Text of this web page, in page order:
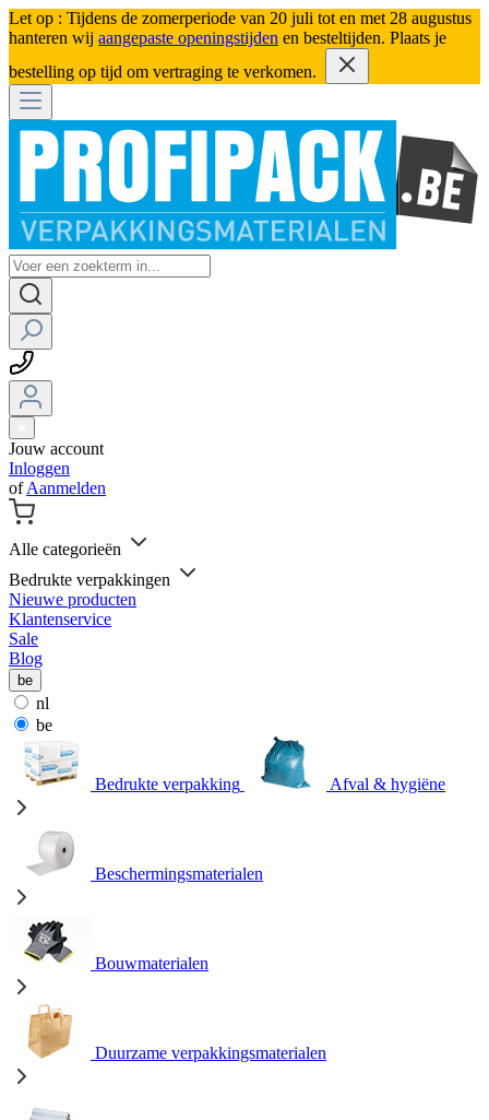
Let op : Tijdens de zomerperiode van 20 juli tot en met 28 augustus
hanteren wij aangepaste openingstijden en besteltijden. Plaats je
bestelling op tijd om vertraging te verkomen.
Jouw account
Inloggen
ofAanmelden
Alle categorieën
Bedrukte verpakkingen
Nieuwe producten
Klantenservice
Sale
Blog
be
nl
be
Bedrukte verpakking Afval & hygiëne
Beschermingsmaterialen
Bouwmaterialen
Duurzame verpakkingsmaterialen